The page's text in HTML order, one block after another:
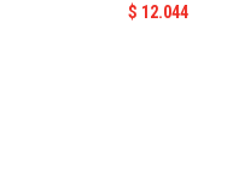
$ 12.044